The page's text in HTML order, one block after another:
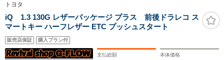
トヨタ
iQ 1.3 130G レザーパッケージ プラス 前後ドラレコ ス
マートキー ハーフレザー ETC プッシュスタート
販売店保証 購入プラン付
支払総額 本体価格